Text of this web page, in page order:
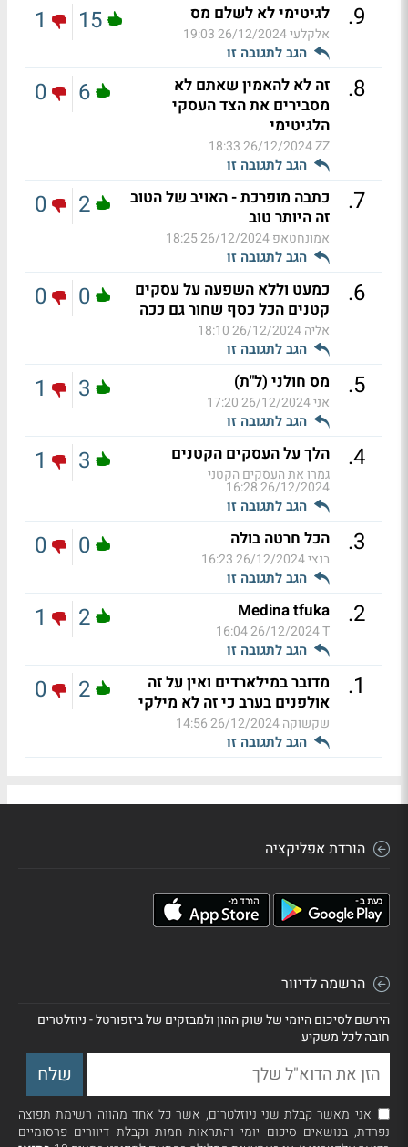
9
. לגיטימי לא לשלם מס
אלקלעי26/12/2024 19:03
הגב לתגובה זו
15
1
8
.
זה לא להאמין שאתם לא
מסבירים את הצד העסקי
הלגיטימי
ZZ
26/12/2024 18:33
הגב לתגובה זו
6
0
7
.
כתבה מופרכת - האויב של הטוב
זה היותר טוב
אמונחטאפ26/12/2024 18:25
הגב לתגובה זו
2
0
6
.
כמעט וללא השפעה על עסקים
קטנים הכל כסף שחור גם ככה
אליה26/12/2024 18:10
הגב לתגובה זו
0
0
5
. מס חולני (ל"ת)
אני26/12/2024 17:20
הגב לתגובה זו
3
1
4
. הלך על העסקים הקטנים
גמרו את העסקים הקטני
26/12/2024 16:28
הגב לתגובה זו
3
1
3
. הכל חרטה בולה
בנצי26/12/2024 16:23
הגב לתגובה זו
0
0
2
.
Medina tfuka
T
26/12/2024 16:04
הגב לתגובה זו
2
1
1
.
מדובר במילארדים ואין על זה
אולפנים בערב כי זה לא מילקי
שקשוקה26/12/2024 14:56
הגב לתגובה זו
2
0
הורדת אפליקציה
הרשמה לדיוור
הירשם לסיכום היומי של שוק ההון ולמבזקים של ביזפורטל - ניוזלטרים
חובה לכל משקיע
אני מאשר קבלת שני ניוזלטרים, אשר כל אחד מהווה רשימת תפוצה
נפרדת, בנושאים סיכום יומי והתראות חמות וקבלת דיוורים פרסומיים